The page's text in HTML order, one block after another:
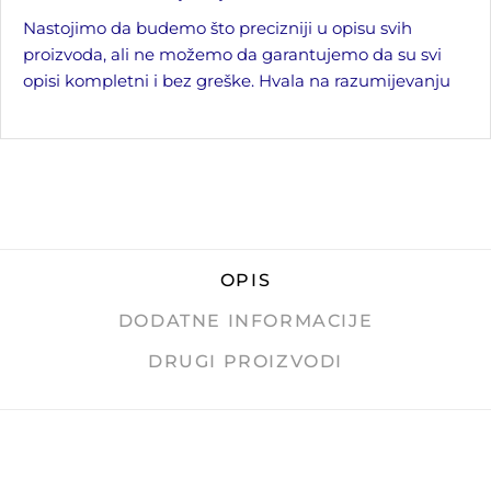
Nastojimo da budemo što precizniji u opisu svih
proizvoda, ali ne možemo da garantujemo da su svi
opisi kompletni i bez greške. Hvala na razumijevanju
OPIS
DODATNE INFORMACIJE
DRUGI PROIZVODI